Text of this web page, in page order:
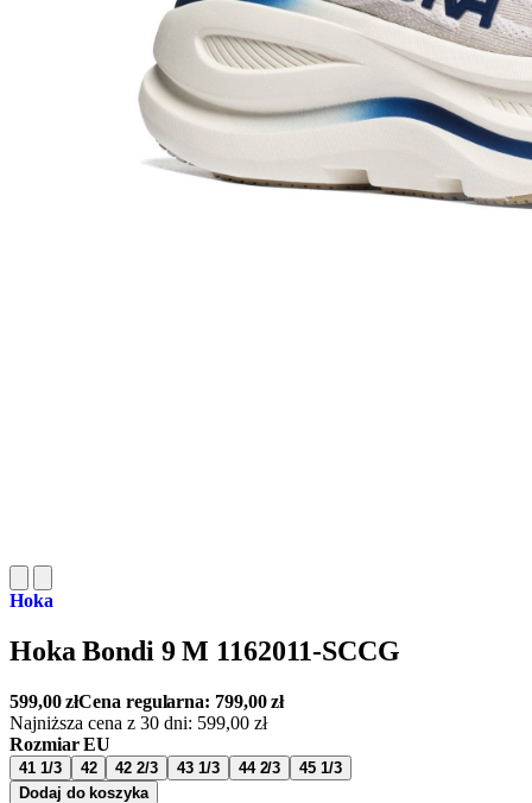
Hoka
Hoka Bondi 9 M 1162011-SCCG
599,00złCena regularna: 799,00zł
Najniższa cena z 30 dni: 599,00 zł
Rozmiar EU
41 1/3 42 42 2/3 43 1/3 44 2/3
45 1/3
Dodaj do koszyka